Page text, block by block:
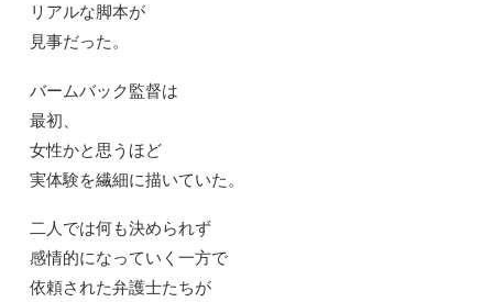
リアルな脚本が
見事だった。
バームバック監督は
最初、
女性かと思うほど
実体験を繊細に描いていた。
二人では何も決められず
感情的になっていく一方で
依頼された弁護士たちが